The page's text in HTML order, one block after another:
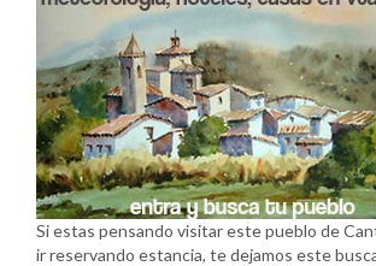
Si estas pensando visitar este pueblo de
ir reservando estancia, te dejamos este